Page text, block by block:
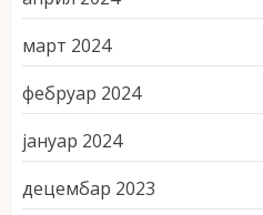
март 2024
фебруар 2024
јануар 2024
децембар 2023